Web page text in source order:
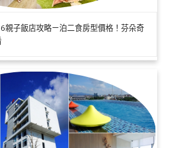
親子飯店攻略ㄧ泊二食房型價格！芬朵奇